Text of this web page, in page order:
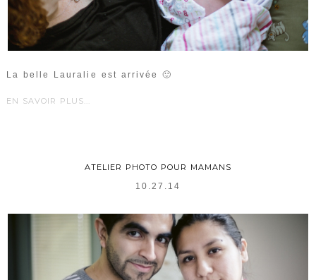
La belle Lauralie est arrivée 🙂
EN SAVOIR PLUS...
ATELIER PHOTO POUR MAMANS
10.27.14